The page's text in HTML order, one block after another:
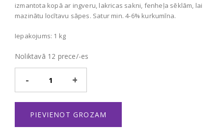
izmantota kopā ar ingveru, lakricas sakni, fenheļa sēklām, lai
mazinātu locītavu sāpes. Satur min. 4-6% kurkumīna.
Iepakojums: 1 kg
Noliktavā 12 prece/-es
PIEVIENOT GROZAM